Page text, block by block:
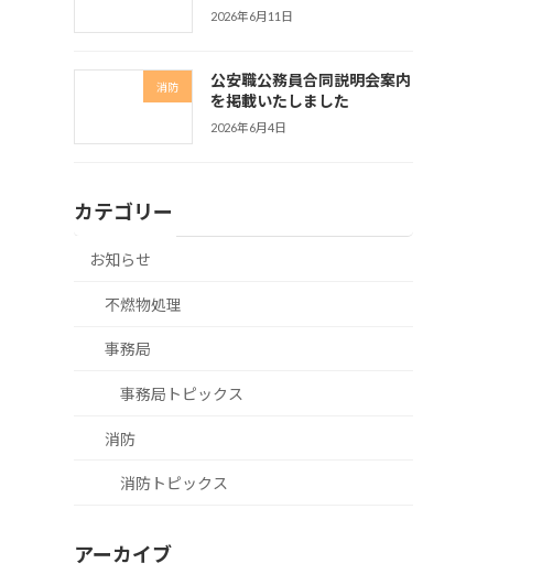
2026年6月11日
消防
公安職公務員合同説明会案内
を掲載いたしました
2026年6月4日
カテゴリー
お知らせ
不燃物処理
事務局
事務局トピックス
消防
消防トピックス
アーカイブ